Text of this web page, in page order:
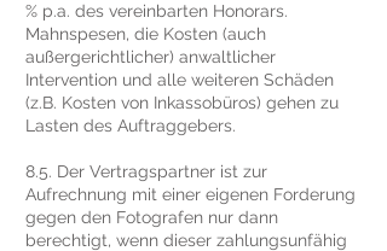
% p.a. des vereinbarten Honorars.
Mahnspesen, die Kosten (auch
außergerichtlicher) anwaltlicher
Intervention und alle weiteren Schäden
(z.B. Kosten von Inkassobüros) gehen zu
Lasten des Auftraggebers.
8.5. Der Vertragspartner ist zur
Aufrechnung mit einer eigenen Forderung
gegen den Fotografen nur dann
berechtigt, wenn dieser zahlungsunfähig